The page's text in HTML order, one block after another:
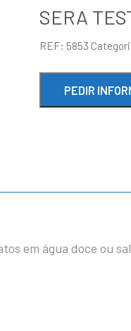
SERA
REF: 5853
em água doce ou